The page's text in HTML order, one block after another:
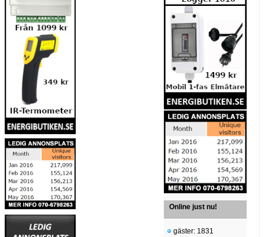
Online just nu!
gäster: 1831